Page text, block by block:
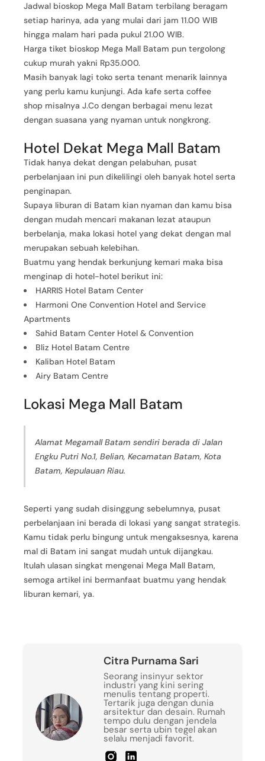
Jadwal bioskop Mega Mall Batam terbilang beragam
setiap harinya, ada yang mulai dari jam 11.00 WIB
hingga malam hari pada pukul 21.00 WIB.
Harga tiket bioskop Mega Mall Batam pun tergolong
cukup murah yakni Rp35.000.
Masih banyak lagi toko serta tenant menarik lainnya
yang perlu kamu kunjungi. Ada kafe serta coffee
shop misalnya J.Co dengan berbagai menu lezat
dengan suasana yang nyaman untuk nongkrong.
Hotel Dekat Mega Mall Batam
Tidak hanya dekat dengan pelabuhan, pusat
perbelanjaan ini pun dikelilingi oleh banyak hotel serta
penginapan.
Supaya liburan di Batam kian nyaman dan kamu bisa
dengan mudah mencari makanan lezat ataupun
berbelanja, maka lokasi hotel yang dekat dengan mal
merupakan sebuah kelebihan.
Buatmu yang hendak berkunjung kemari maka bisa
menginap di hotel-hotel berikut ini:
HARRIS Hotel Batam Center
Harmoni One Convention Hotel and Service
Apartments
Sahid Batam Center Hotel & Convention
Bliz Hotel Batam Centre
Kaliban Hotel Batam
Airy Batam Centre
Lokasi Mega Mall Batam
Alamat Megamall Batam sendiri berada di Jalan
Engku Putri No.1, Belian, Kecamatan Batam, Kota
Batam, Kepulauan Riau.
Seperti yang sudah disinggung sebelumnya, pusat
perbelanjaan ini berada di lokasi yang sangat strategis.
Kamu tidak perlu bingung untuk mengaksesnya, karena
mal di Batam ini sangat mudah untuk dijangkau.
Itulah ulasan singkat mengenai Mega Mall Batam,
semoga artikel ini bermanfaat buatmu yang hendak
liburan kemari, ya.
Citra Purnama Sari
Seorang insinyur sektor
industri yang kini sering
menulis tentang properti.
Tertarik juga dengan dunia
arsitektur dan desain. Rumah
tempo dulu dengan jendela
besar serta ubin tegel akan
selalu menjadi favorit.